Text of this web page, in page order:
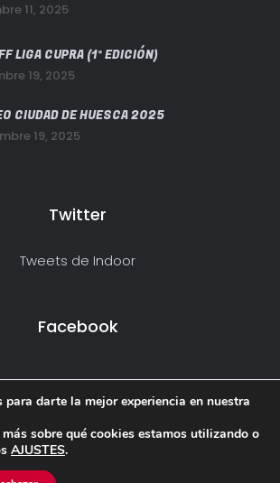
11, 2025
LIGA CUPRA (1ª EDICIÓN)
19, 2025
CIUDAD DE HUESCA 2025
19, 2025
Twitter
Tweets de Indoor
Facebook
darte la mejor experiencia en nuestra
sobre qué cookies estamos utilizando o
AJUSTES.